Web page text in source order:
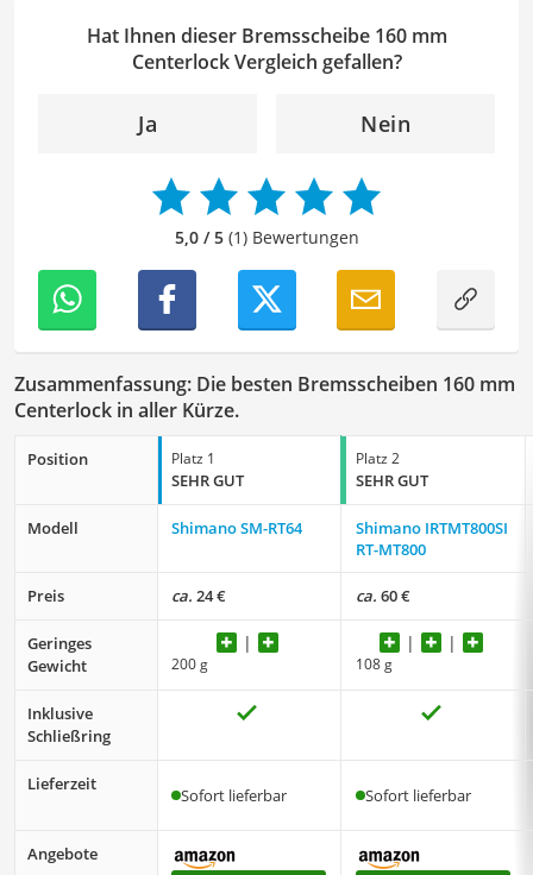
beschäftige ich mich gerne mit verschiedenen Hobbys
und Freizeitaktivitäten. Dieses Interesse spiegelt sich in
Reiseempfehlungen, Hobbytipps und Anregungen für die
Der Bremsscheibe 160 mm Centerlock-Vergleich ist aus
unserer Sicht besonders empfehlenswert für
Hat Ihnen dieser Bremsscheibe 160 mm
Centerlock Vergleich gefallen?
Ja Nein
5,0 / 5(1) Bewertungen
Zusammenfassung: Die besten Bremsscheiben 160 mm
Centerlock in aller Kürze.
Position Platz 1
SEHR GUT
Platz 2
SEHR GUT
Modell Shimano SM-RT64
Shimano IRTMT800SI
RT-MT800
Preis ca. 24 € ca. 60 €
Geringes
Gewicht
200 g 108 g
Inklusive
Schließring
Lieferzeit
Sofort lieferbar Sofort lieferbar
Angebote